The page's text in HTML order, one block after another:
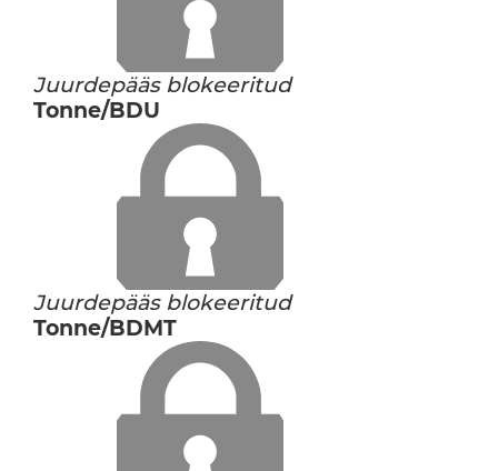
Juurdepääs blokeeritud
Tonne/BDU
Juurdepääs blokeeritud
Tonne/BDMT